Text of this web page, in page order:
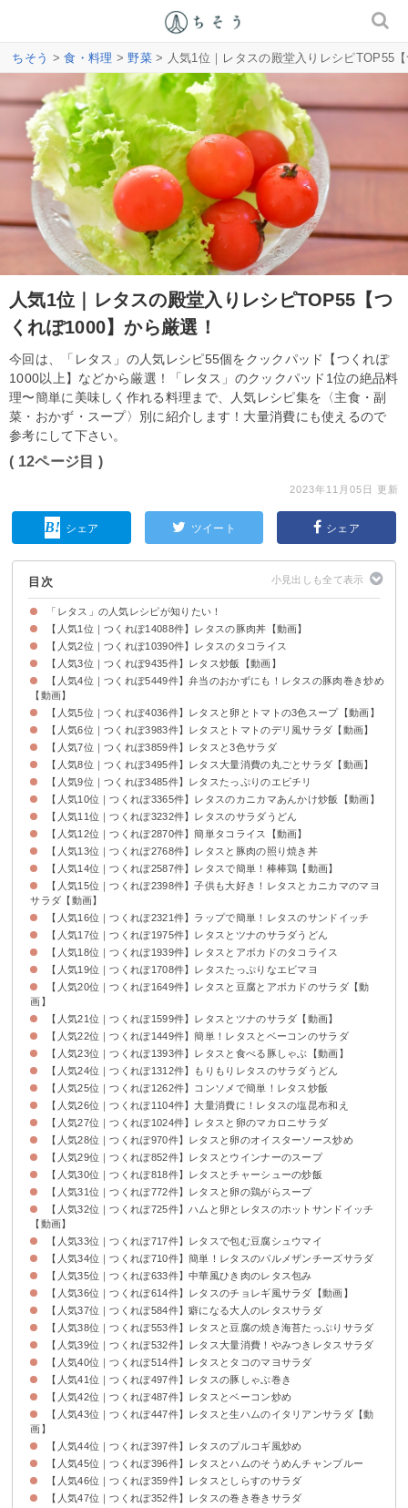
ちそう >食・料理 >野菜> 人気1位｜レタスの殿堂入りレシピTOP55
人気1位｜レタスの殿堂入りレシピTOP55【つ
くれぽ1000】から厳選！
今回は、「レタス」の人気レシピ55個をクックパッド【つくれぽ
1000以上】などから厳選！「レタス」のクックパッド1位の絶品料
理〜簡単に美味しく作れる料理まで、人気レシピ集を〈主食・副
菜・おかず・スープ〉別に紹介します！大量消費にも使えるので
参考にして下さい。
( 12ページ目 )
2023年11月05日 更新
シェア ツイート シェア
目次
「レタス」の人気レシピが知りたい！
【人気1位｜つくれぽ14088件】レタスの豚肉丼【動画】
【人気2位｜つくれぽ10390件】レタスのタコライス
【人気3位｜つくれぽ9435件】レタス炒飯【動画】
【人気4位｜つくれぽ5449件】弁当のおかずにも！レタスの豚肉巻き炒め
【動画】
【人気5位｜つくれぽ4036件】レタスと卵とトマトの3色スープ【動画】
【人気6位｜つくれぽ3983件】レタスとトマトのデリ風サラダ【動画】
【人気7位｜つくれぽ3859件】レタスと3色サラダ
【人気8位｜つくれぽ3495件】レタス大量消費の丸ごとサラダ【動画】
【人気9位｜つくれぽ3485件】レタスたっぷりのエビチリ
【人気10位｜つくれぽ3365件】レタスのカニカマあんかけ炒飯【動画】
【人気11位｜つくれぽ3232件】レタスのサラダうどん
【人気12位｜つくれぽ2870件】簡単タコライス【動画】
【人気13位｜つくれぽ2768件】レタスと豚肉の照り焼き丼
【人気14位｜つくれぽ2587件】レタスで簡単！棒棒鶏【動画】
【人気15位｜つくれぽ2398件】子供も大好き！レタスとカニカマのマヨ
サラダ【動画】
【人気16位｜つくれぽ2321件】ラップで簡単！レタスのサンドイッチ
【人気17位｜つくれぽ1975件】レタスとツナのサラダうどん
【人気18位｜つくれぽ1939件】レタスとアボカドのタコライス
【人気19位｜つくれぽ1708件】レタスたっぷりなエビマヨ
【人気20位｜つくれぽ1649件】レタスと豆腐とアボカドのサラダ【動
画】
【人気21位｜つくれぽ1599件】レタスとツナのサラダ【動画】
【人気22位｜つくれぽ1449件】簡単！レタスとベーコンのサラダ
【人気23位｜つくれぽ1393件】レタスと食べる豚しゃぶ【動画】
【人気24位｜つくれぽ1312件】もりもりレタスのサラダうどん
【人気25位｜つくれぽ1262件】コンソメで簡単！レタス炒飯
【人気26位｜つくれぽ1104件】大量消費に！レタスの塩昆布和え
【人気27位｜つくれぽ1024件】レタスと卵のマカロニサラダ
【人気28位｜つくれぽ970件】レタスと卵のオイスターソース炒め
【人気29位｜つくれぽ852件】レタスとウインナーのスープ
【人気30位｜つくれぽ818件】レタスとチャーシューの炒飯
【人気31位｜つくれぽ772件】レタスと卵の鶏がらスープ
【人気32位｜つくれぽ725件】ハムと卵とレタスのホットサンドイッチ
【動画】
【人気33位｜つくれぽ717件】レタスで包む豆腐シュウマイ
【人気34位｜つくれぽ710件】簡単！レタスのパルメザンチーズサラダ
【人気35位｜つくれぽ633件】中華風ひき肉のレタス包み
【人気36位｜つくれぽ614件】レタスのチョレギ風サラダ【動画】
【人気37位｜つくれぽ584件】癖になる大人のレタスサラダ
【人気38位｜つくれぽ553件】レタスと豆腐の焼き海苔たっぷりサラダ
【人気39位｜つくれぽ532件】レタス大量消費！やみつきレタスサラダ
【人気40位｜つくれぽ514件】レタスとタコのマヨサラダ
【人気41位｜つくれぽ497件】レタスの豚しゃぶ巻き
【人気42位｜つくれぽ487件】レタスとベーコン炒め
【人気43位｜つくれぽ447件】レタスと生ハムのイタリアンサラダ【動
画】
【人気44位｜つくれぽ397件】レタスのプルコギ風炒め
【人気45位｜つくれぽ396件】レタスとハムのそうめんチャンプルー
【人気46位｜つくれぽ359件】レタスとしらすのサラダ
【人気47位｜つくれぽ352件】レタスの巻き巻きサラダ